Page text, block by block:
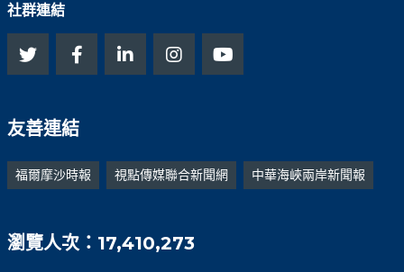
社群連結
友善連結
福爾摩沙時報 視點傳媒聯合新聞網 中華海峽兩岸新聞報
瀏覽人次：17,410,273